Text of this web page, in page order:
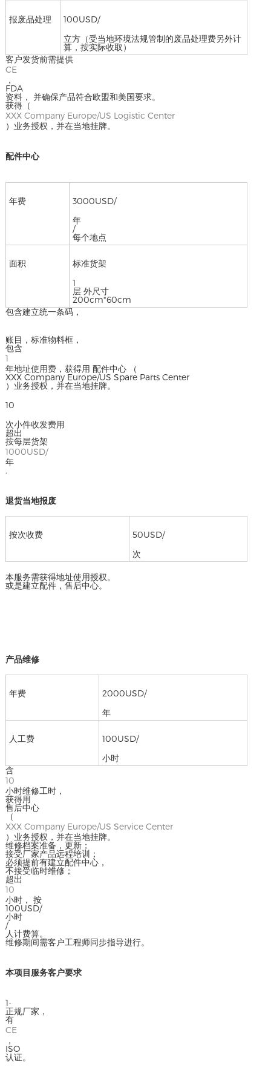
报废品处理
100USD/
立方（受当地环境法规管制的废品处理费另外计
算，按实际收取）
客户发货前需提供
CE
，
FDA
资料， 并确保产品符合欧盟和美国要求。
获得（
XXX Company Europe/US Logistic Center
）业务授权，并在当地挂牌。
配件中心
年费
3000USD/
年
/
每个地点
面积
标准货架
1
层 外尺寸
200cm*60cm
包含建立统一条码，
账目，标准物料框，
包含
1
年地址使用费，获得用 配件中心 （
XXX Company Europe/US Spare Parts Center
）业务授权，并在当地挂牌。
10
次小件收发费用
超出
按每层货架
1000USD/
年
.
退货当地报废
按次收费
50USD/
次
本服务需获得地址使用授权。
或是建立配件，售后中心。
产品维修
年费
2000USD/
年
人工费
100USD/
小时
含
10
小时维修工时，
获得用
售后中心
（
XXX Company Europe/US Service Center
）业务授权，并在当地挂牌。
维修档案准备，更新；
接受厂家产品远程培训；
必须提前有建立配件中心，
不接受临时维修；
超出
10
小时， 按
100USD/
小时
/
人计费算。
维修期间需客户工程师同步指导进行。
本项目服务客户要求
1-
正规厂家，
有
CE
，
ISO
认证。